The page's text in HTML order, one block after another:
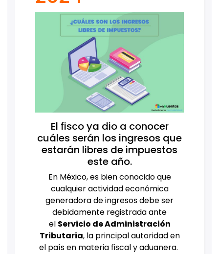
El fisco ya dio a conocer
cuáles serán los ingresos que
estarán libres de impuestos
este año.
En México, es bien conocido que
cualquier actividad económica
generadora de ingresos debe ser
debidamente registrada ante
el Servicio de Administración
Tributaria, la principal autoridad en
el país en materia fiscal y aduanera.